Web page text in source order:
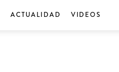
ACTUALIDAD VIDEOS